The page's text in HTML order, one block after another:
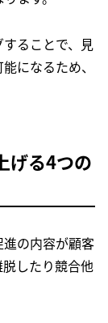
ることで、見
になるため、
げる4つの
の内容が顧客
したり競合他